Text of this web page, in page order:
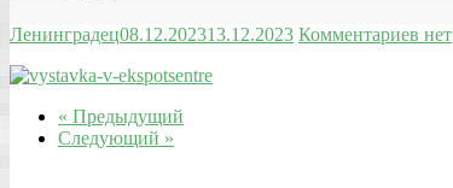
Ленинградец08.12.202313.12.2023 Комментариев нет
« Предыдущий
Следующий »